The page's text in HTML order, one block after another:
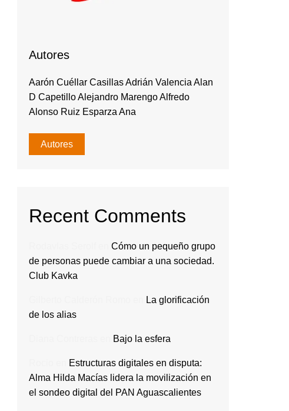
Autores
Aarón Cuéllar Casillas Adrián Valencia Alan
D Capetillo Alejandro Marengo Alfredo
Alonso Ruiz Esparza Ana
Autores
Recent Comments
Cómo un pequeño grupo
de personas puede cambiar a una sociedad.
Club Kavka
La glorificación
de los alias
Bajo la esfera
Estructuras digitales en disputa:
Alma Hilda Macías lidera la movilización en
el sondeo digital del PAN Aguascalientes